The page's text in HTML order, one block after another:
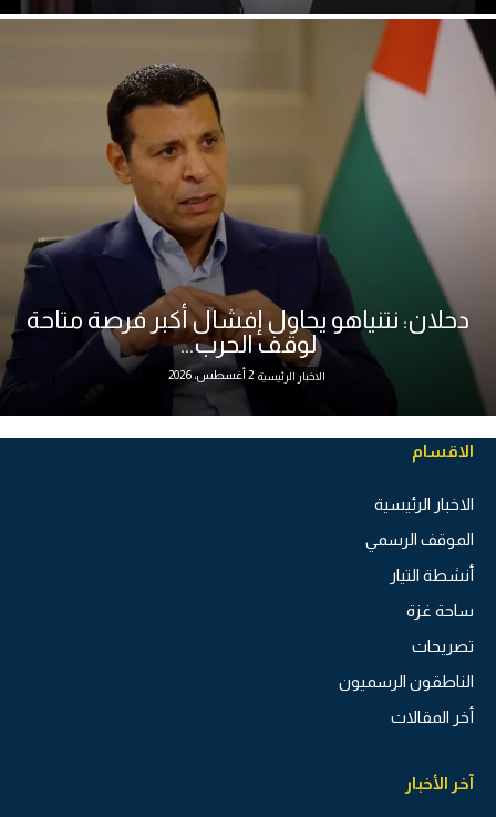
دحلان: نتنياهو يحاول إفشال أكبر فرصة متاحة
لوقف الحرب...
الاخبار الرئيسية 2 أغسطس، 2026
الاقسام
الاخبار الرئيسية
الموقف الرسمي
أنشطة التيار
ساحة غزة
تصريحات
الناطقون الرسميون
أخر المقالات
آخر الأخبار